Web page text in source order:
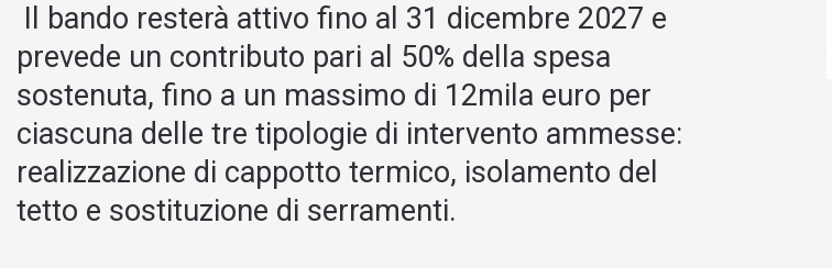
Il bando resterà attivo fino al 31 dicembre 2027 e
prevede un contributo pari al 50% della spesa
sostenuta, fino a un massimo di 12mila euro per
ciascuna delle tre tipologie di intervento ammesse:
realizzazione di cappotto termico, isolamento del
tetto e sostituzione di serramenti.